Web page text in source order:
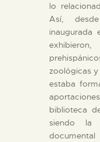
lo
Así,
zoológicas y
estaba
biblioteca
siendo la